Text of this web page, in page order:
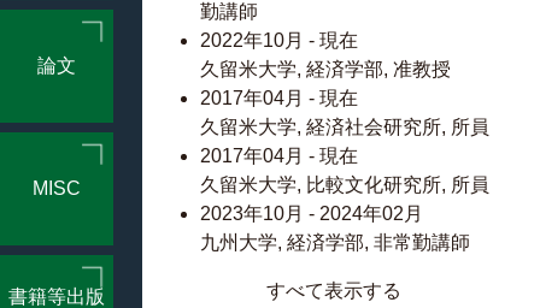
論文
MISC
書籍等出版
勤講師
2022年10月 - 現在
久留米大学, 経済学部, 准教授
2017年04月 - 現在
久留米大学, 経済社会研究所, 所員
2017年04月 - 現在
久留米大学, 比較文化研究所, 所員
2023年10月 - 2024年02月
九州大学, 経済学部, 非常勤講師
すべて表示する